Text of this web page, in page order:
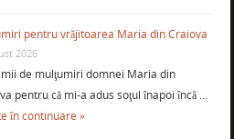
pentru vrăjitoarea Maria din Craiova
2026
de mulţumiri domnei Maria din
pentru că mi-a adus soţul înapoi încă …
în continuare »